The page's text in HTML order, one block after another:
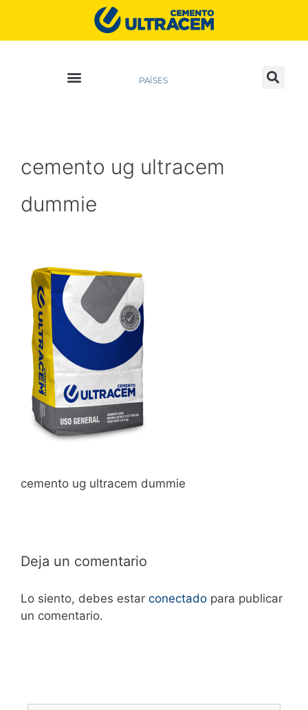
PAÍSES
cemento ug ultracem
dummie
cemento ug ultracem dummie
Deja un comentario
Lo siento, debes estar conectado para publicar
un comentario.